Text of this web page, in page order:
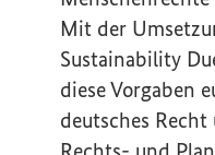
Mit der
Sustainability
diese Vorgaben
deutsches